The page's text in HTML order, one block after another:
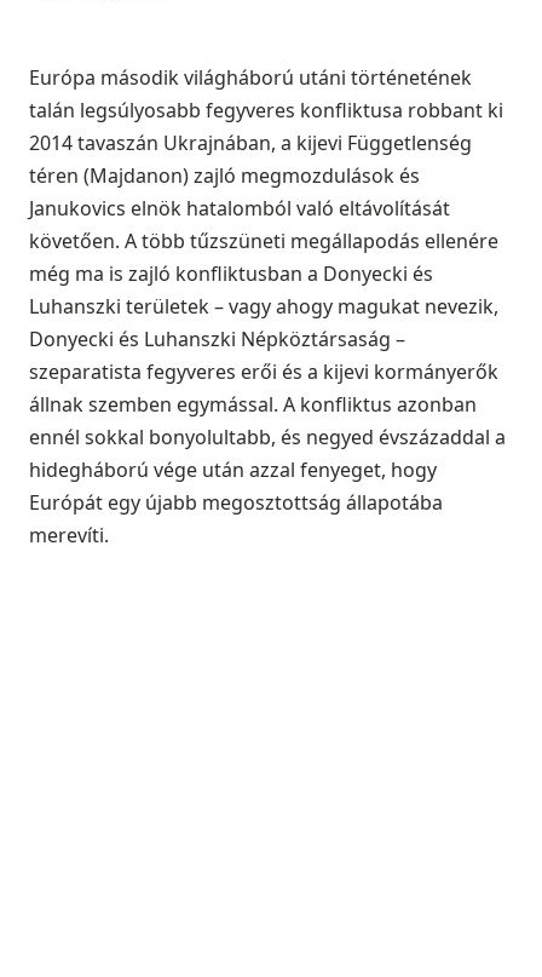
Európa második világháború utáni történetének
talán legsúlyosabb fegyveres konfliktusa robbant ki
2014 tavaszán Ukrajnában, a kijevi Függetlenség
téren (Majdanon) zajló megmozdulások és
Janukovics elnök hatalomból való eltávolítását
követően. A több tűzszüneti megállapodás ellenére
még ma is zajló konfliktusban a Donyecki és
Luhanszki területek – vagy ahogy magukat nevezik,
Donyecki és Luhanszki Népköztársaság –
szeparatista fegyveres erői és a kijevi kormányerők
állnak szemben egymással. A konfliktus azonban
ennél sokkal bonyolultabb, és negyed évszázaddal a
hidegháború vége után azzal fenyeget, hogy
Európát egy újabb megosztottság állapotába
merevíti.